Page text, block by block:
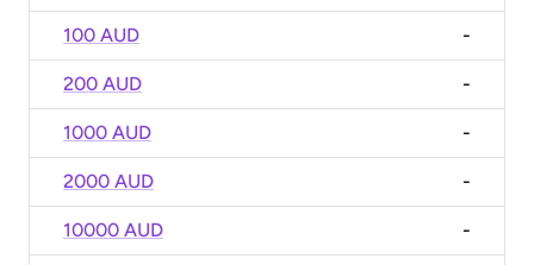
100 AUD -
200 AUD -
1000 AUD -
2000 AUD -
10000 AUD -